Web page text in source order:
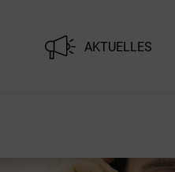
AKTUELLES